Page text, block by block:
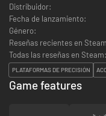
Distribuidor:
Fecha de lanzamiento:
Género:
Reseñas recientes en
Todas las reseñas en Steam:
PLATAFORMAS DE PRECISIÓN
Game features